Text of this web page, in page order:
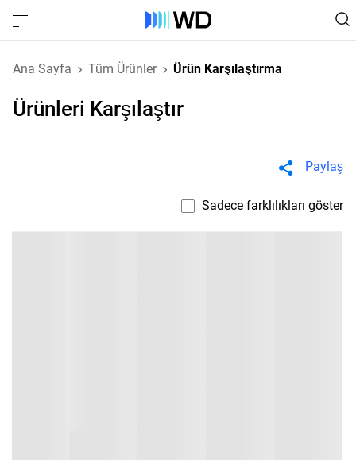
Ana Sayfa Tüm Ürünler Ürün Karşılaştırma
Ürünleri Karşılaştır
Paylaş
Sadece farklılıkları göster